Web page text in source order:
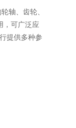
轴、齿轮、
，可广泛应
提供多种参